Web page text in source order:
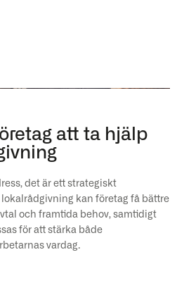
att ta hjälp
det är ett strategiskt
kan företag få bättre
och framtida behov, samtidigt
för att stärka både
vardag.